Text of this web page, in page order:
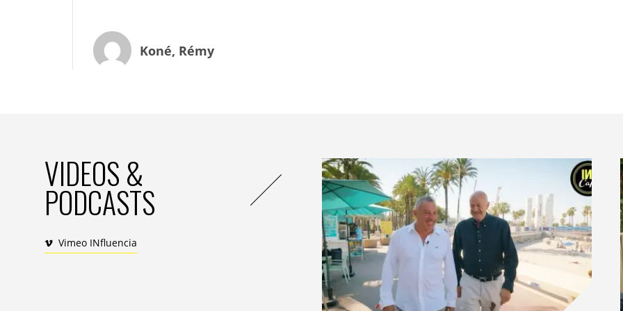
partout mais elle peut nous interrompre à n’importe quel moment. Nous pouvons continuer à
parler de publicité, car même s’il s’agit de la notification d’un ami qui a liké un post facebook, en
La clé pour communiquer est de capter l’attention. Or la crise de l’attention implique
nécessairement une remise en question du travail du communicant. Évidement, il convient de
s’adapter, cela signifie par exemple de savoir et comprendre comment utiliser le média vidéo.
Ce n’est un secret pour personne que la vidéo a beaucoup plus d’impact qu’un texte explicatif.
Mais au-delà d’une adaptation, une voie alternative doit être trouvée. En effet, la guerre pour
l’attention, poussée à son paroxysme est en définitive une entreprise de réification. L’homme,
via son attention, devient la marchandise qu’il faut à tout prix capter. Cette logique a ses limites
qui amène à une évolution nécessaire des métiers de la communication.
Koné, Rémy
VIDEOS &
PODCASTS
Vimeo INfluencia